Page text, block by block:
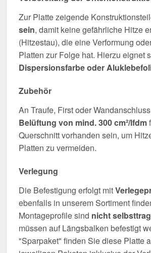
Zur Platte zeigende
sein, damit keine gefährliche Hitze
(Hitzestau), die eine Verformung
Platten zur Folge hat. Hierzu eignet
Dispersionsfarbe oder
Zubehör
An Traufe, First oder
Belüftung von mind. 300 cm²/lfdm
Querschnitt vorhanden sein, um
Platten zu vermeiden.
Verlegung
Die Befestigung erfolgt mit
ebenfalls in unserem Sortiment
Montageprofile sind nicht
müssen auf Längsbalken befestigt
"Sparpaket" finden Sie diese Platte